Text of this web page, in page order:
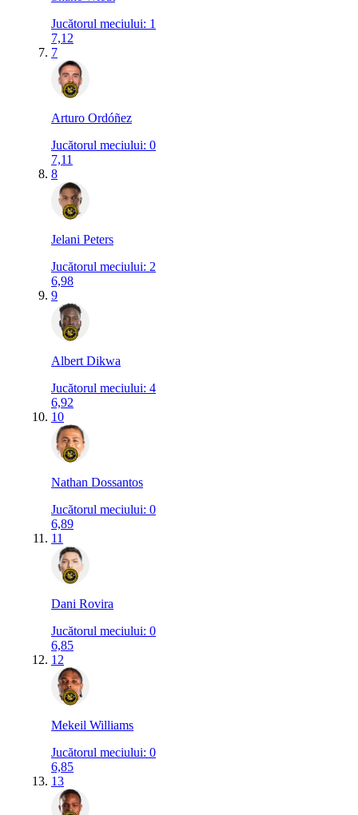
Jucătorul meciului: 1
7,12
7
Arturo Ordóñez
Jucătorul meciului: 0
7,11
8
Jelani Peters
Jucătorul meciului: 2
6,98
9
Albert Dikwa
Jucătorul meciului: 4
6,92
10
Nathan Dossantos
Jucătorul meciului: 0
6,89
11
Dani Rovira
Jucătorul meciului: 0
6,85
12
Mekeil Williams
Jucătorul meciului: 0
6,85
13